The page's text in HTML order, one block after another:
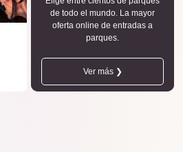
de todo el mundo. La mayor
oferta online de entradas a
parques.
Ver más ❯